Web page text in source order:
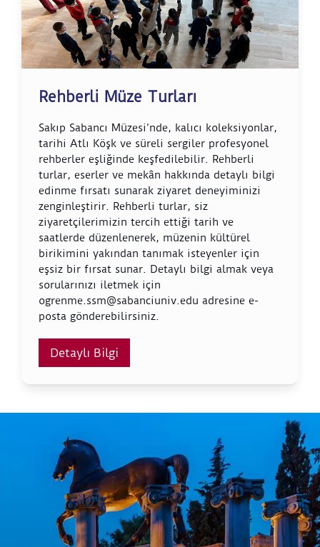
Rehberli Müze Turları
Sakıp Sabancı Müzesi’nde, kalıcı koleksiyonlar,
tarihi Atlı Köşk ve süreli sergiler profesyonel
rehberler eşliğinde keşfedilebilir. Rehberli
turlar, eserler ve mekân hakkında detaylı bilgi
edinme fırsatı sunarak ziyaret deneyiminizi
zenginleştirir. Rehberli turlar, siz
ziyaretçilerimizin tercih ettiği tarih ve
saatlerde düzenlenerek, müzenin kültürel
birikimini yakından tanımak isteyenler için
eşsiz bir fırsat sunar. Detaylı bilgi almak veya
sorularınızı iletmek için
ogrenme.ssm@sabanciuniv.edu adresine e-
posta gönderebilirsiniz.
Detaylı Bilgi